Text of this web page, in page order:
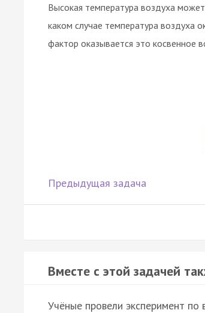
Высокая температура воздуха
каком случае температура воздуха
фактор оказывается это косвенное
Предыдущая задача
Вместе с этой задачей
Учёные провели эксперимент